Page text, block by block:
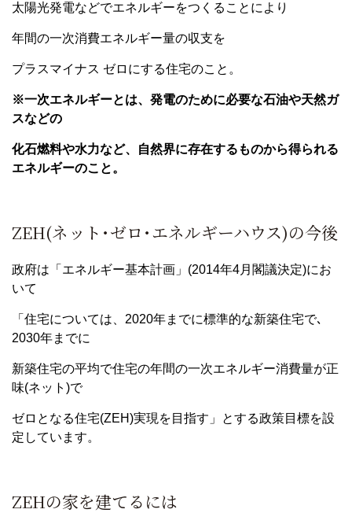
太陽光発電などでエネルギーをつくることにより
年間の一次消費エネルギー量の収支を
プラスマイナス ゼロにする住宅のこと。
※一次エネルギーとは、発電のために必要な石油や天然ガ
スなどの
化石燃料や水力など、自然界に存在するものから得られる
エネルギーのこと。
ZEH(ネット･ゼロ･エネルギーハウス)の今後
政府は「エネルギー基本計画」(2014年4月閣議決定)にお
いて
「住宅については、2020年までに標準的な新築住宅で､
2030年までに
新築住宅の平均で住宅の年間の一次エネルギー消費量が正
味(ネット)で
ゼロとなる住宅(ZEH)実現を目指す」とする政策目標を設
定しています。
ZEHの家を建てるには